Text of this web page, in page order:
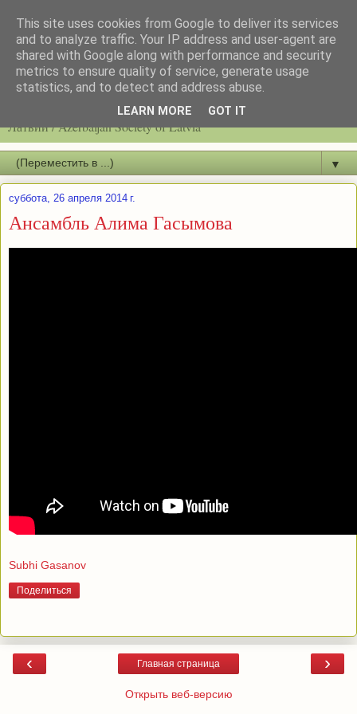
Latvijas azerbaidžāņu biedrību / Общество азербайджанцев
Латвии / Azerbaijan Society of Latvia
▼
суббота, 26 апреля 2014 г.
Ансамбль Алима Гасымова
Subhi Gasanov
Поделиться
‹ ›
Главная страница
Открыть веб-версию
This site uses cookies from Google to deliver its services
and to analyze traffic. Your IP address and user-agent are
shared with Google along with performance and security
metrics to ensure quality of service, generate usage
statistics, and to detect and address abuse.
LEARN MORE GOT IT